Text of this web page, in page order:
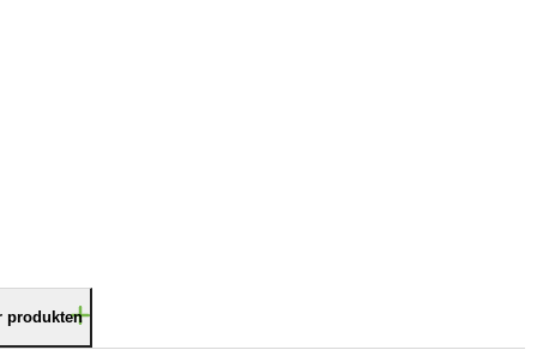
produkten